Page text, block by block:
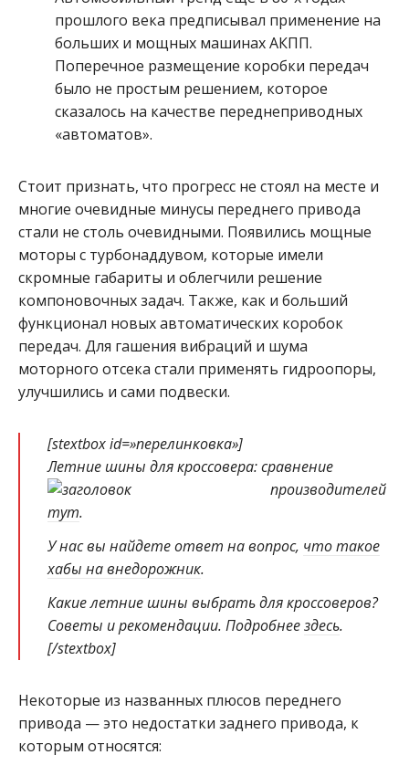
прошлого века предписывал применение на
больших и мощных машинах АКПП.
Поперечное размещение коробки передач
было не простым решением, которое
сказалось на качестве переднеприводных
«автоматов».
Стоит признать, что прогресс не стоял на месте и
многие очевидные минусы переднего привода
стали не столь очевидными. Появились мощные
моторы с турбонаддувом, которые имели
скромные габариты и облегчили решение
компоновочных задач. Также, как и больший
функционал новых автоматических коробок
передач. Для гашения вибраций и шума
моторного отсека стали применять гидроопоры,
улучшились и сами подвески.
[stextbox id=»перелинковка»]
Летние шины для кроссовера: сравнение
производителей
тут.
У нас вы найдете ответ на вопрос, что такое
хабы на внедорожник.
Какие летние шины выбрать для кроссоверов?
Советы и рекомендации. Подробнеездесь.
[/stextbox]
Некоторые из названных плюсов переднего
привода — это недостатки заднего привода, к
которым относятся: